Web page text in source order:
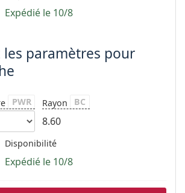
Expédié le 10/8
les paramètres pour
PWR Rayon BC
8.60
Disponibilité
Expédié le 10/8